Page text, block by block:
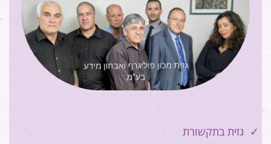
גזית בתקשורת